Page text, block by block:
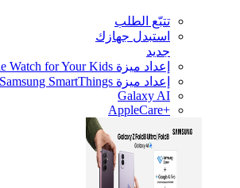
تتبّع الطلب
استبدل جهازك
إعداد ميزة Apple Watch for Your Kids
إعداد ميزة Samsung SmartThings
Galaxy AI